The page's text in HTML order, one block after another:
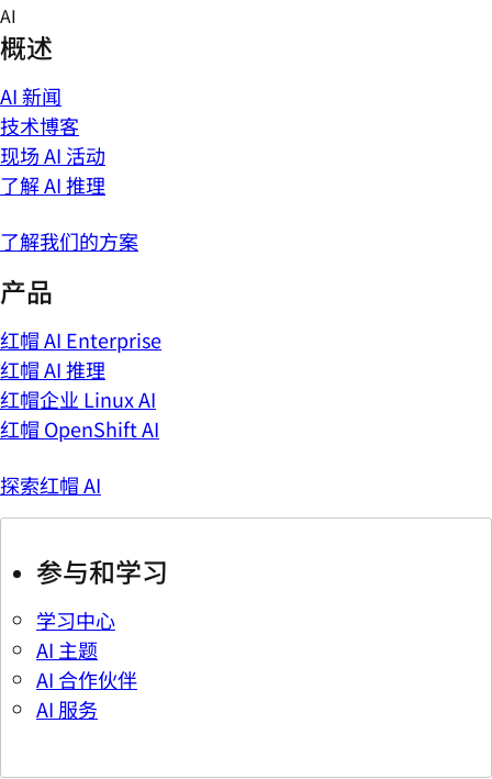
Skip
to
content
AI
概述
AI 新闻
技术博客
现场 AI 活动
了解 AI 推理
了解我们的方案
产品
红帽 AI Enterprise
红帽 AI 推理
红帽企业 Linux AI
红帽 OpenShift AI
探索红帽 AI
参与和学习
学习中心
AI 主题
AI 合作伙伴
AI 服务